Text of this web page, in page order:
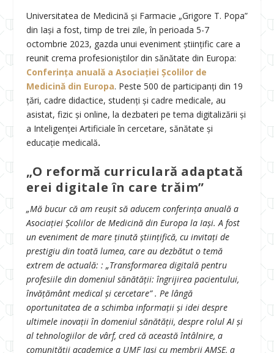
Universitatea de Medicină și Farmacie „Grigore T. Popa”
din Iași a fost, timp de trei zile, în perioada 5-7
octombrie 2023, gazda unui eveniment științific care a
reunit crema profesioniștilor din sănătate din Europa:
Conferința anuală a Asociației Școlilor de
Medicină din Europa. Peste 500 de participanți din 19
țări, cadre didactice, studenți și cadre medicale, au
asistat, fizic și online, la dezbateri pe tema digitalizării și
a Inteligenței Artificiale în cercetare, sănătate și
educație medicală.
„O reformă curriculară adaptată
erei digitale în care trăim”
„Mă bucur că am reușit să aducem conferința anuală a
Asociației Școlilor de Medicină din Europa la Iași. A fost
un eveniment de mare ținută științifică, cu invitați de
prestigiu din toată lumea, care au dezbătut o temă
extrem de actuală: : „Transformarea digitală pentru
profesiile din domeniul sănătății: îngrijirea pacientului,
învățământ medical și cercetare” . Pe lângă
oportunitatea de a schimba informații și idei despre
ultimele inovații în domeniul sănătății, despre rolul AI și
al tehnologiilor de vârf, cred că această întâlnire, a
comunității academice a UMF Iași cu membrii AMSE, a